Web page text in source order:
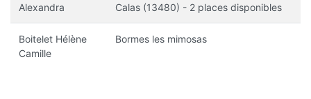
Alexandra
Calas (13480) - 2 places disponibles
Boitelet Hélène
Camille
Bormes les mimosas